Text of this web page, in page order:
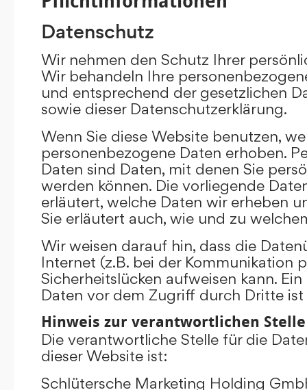
Datenschutz
Wir nehmen den Schutz Ihrer
Wir behandeln Ihre
und entsprechend der gesetzlichen
sowie dieser Datenschutzerklärung.
Wenn Sie diese Website benutzen,
personenbezogene Daten erhoben.
Daten sind Daten, mit denen Sie
werden können. Die vorliegende
erläutert, welche Daten wir erheben
Sie erläutert auch, wie und zu
Wir weisen darauf hin, dass die
Internet (z.B. bei der Kommunikation
Sicherheitslücken aufweisen kann.
Daten vor dem Zugriff durch Dritte
Hinweis zur verantwortlichen Stelle
Die verantwortliche Stelle für die
dieser Website ist:
Schlütersche Marketing Holding